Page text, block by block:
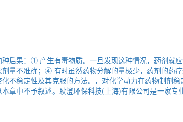
后果：① 产生有毒物质。一旦发现这种情况，药剂
量不准确；④ 有时虽然药物分解的量极少，药剂的药
不稳定性及其克服的方法。，对化学动力在药物制剂
章中不予叙述。耿澄环保科技(上海)有限公司是一家